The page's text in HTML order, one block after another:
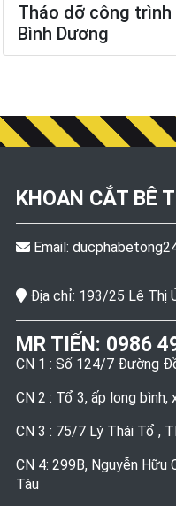
Tháo dỡ công trình
Bình Dương
KHOAN CẮT BÊ
Email:
Địa chỉ: 193/25 Lê Thị
MR TIẾN: 0986
CN 1 : Số 124/7 Đường
CN 2 : Tổ 3, ấp long bình,
CN 3 : 75/7 Lý Thái Tổ ,
CN 4: 299B, Nguyễn Hữu
Tàu